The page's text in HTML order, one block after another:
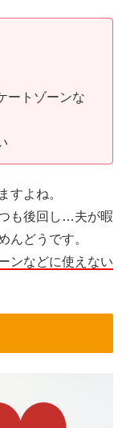
ートゾーンな
すよね。
も後回し…夫が暇
んどうです。
ンなどに使えない